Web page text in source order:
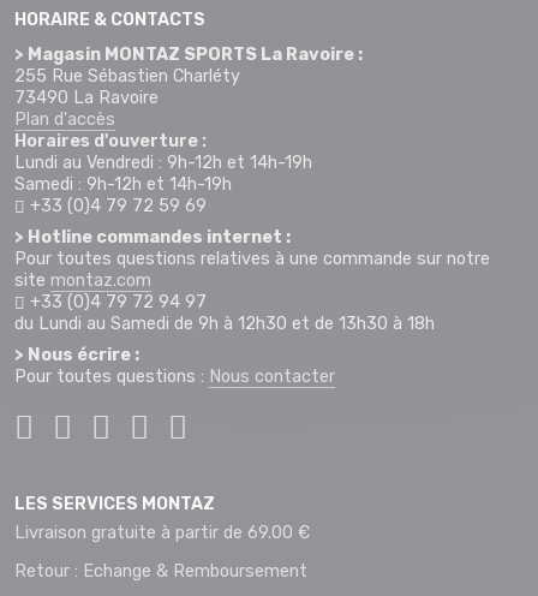
HORAIRE & CONTACTS
> Magasin MONTAZ SPORTS La Ravoire :
255 Rue Sébastien Charléty
73490 La Ravoire
Plan d'accès
Horaires d'ouverture :
Lundi au Vendredi : 9h-12h et 14h-19h
Samedi : 9h-12h et 14h-19h
+33 (0)4 79 72 59 69
> Hotline commandes internet :
Pour toutes questions relatives à une commande sur notre
site montaz.com
+33 (0)4 79 72 94 97
du Lundi au Samedi de 9h à 12h30 et de 13h30 à 18h
> Nous écrire :
Pour toutes questions : Nous contacter
LES SERVICES MONTAZ
Livraison gratuite à partir de 69.00 €
Retour : Echange & Remboursement